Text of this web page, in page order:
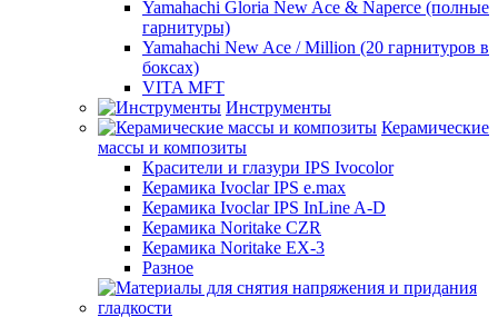
Yamahachi Gloria New Ace & Naperce (полные
гарнитуры)
Yamahachi New Ace / Million (20 гарнитуров в
боксах)
VITA MFT
Инструменты
Керамические
массы и композиты
Красители и глазури IPS Ivocolor
Керамика Ivoclar IPS e.max
Керамика Ivoclar IPS InLine A-D
Керамика Noritake CZR
Керамика Noritake EX-3
Разное